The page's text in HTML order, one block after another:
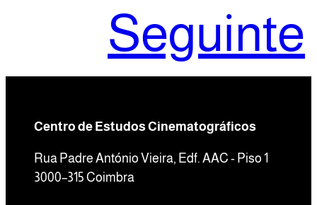
Seguinte
Centro de Estudos Cinematográficos
Rua Padre António Vieira, Edf. AAC - Piso 1
3000–315 Coimbra